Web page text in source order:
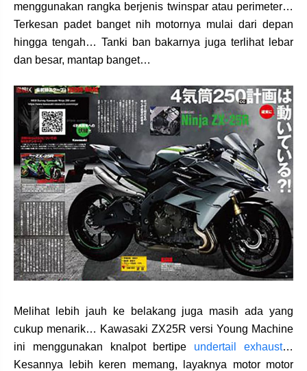
menggunakan rangka berjenis twinspar atau perimeter…
Terkesan padet banget nih motornya mulai dari depan
hingga tengah… Tanki ban bakarnya juga terlihat lebar
dan besar, mantap banget…
Melihat lebih jauh ke belakang juga masih ada yang
cukup menarik… Kawasaki ZX25R versi Young Machine
ini menggunakan knalpot bertipe undertail exhaust…
Kesannya lebih keren memang, layaknya motor motor